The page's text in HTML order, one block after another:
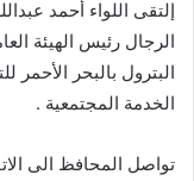
إلتقى اللواء أحمد
الرجال رئيس الهيئة
البترول بالبحر
الخدمة المجتمعية .
تواصل المحافظ الى